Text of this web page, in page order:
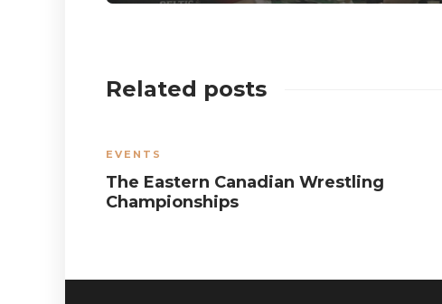
Related posts
EVENTS
The Eastern Canadian Wrestling
Championships